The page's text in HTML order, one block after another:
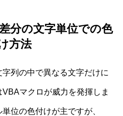
分の文字単位での色
方法
列の中で異なる文字だけに
マクロが威力を発揮しま
位の色付けが主ですが、